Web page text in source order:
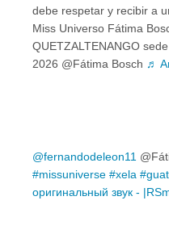
debe respetar y recibir a
Miss Universo Fátima
QUETZALTENANGO
2026 @Fátima Bosch ♬
@fernandodeleon11
#missuniverse #xela
оригинальный звук -